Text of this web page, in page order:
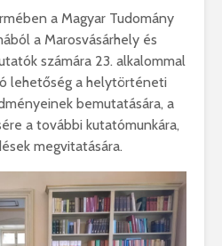
a Magyar Tudomány
a Marosvásárhely és
számára 23. alkalommal
lehetőség a helytörténeti
bemutatására, a
a további kutatómunkára,
megvitatására.